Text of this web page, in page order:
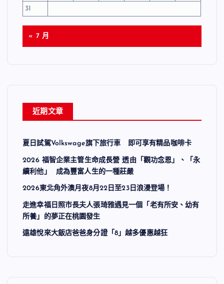
31
« 7 月
近期文章
夏日試駕Volkswage旗下旅行車 即可享有精品咖啡卡
2026 福智企業主管生命成長營 透由「觀功念恩」、「永
續利他」 成為豐富人生的一種莊嚴
2026東北角外澳月夜8月22日至23日浪漫登場！
走進幸福日照市長夫人張琦雅遇見一個「老有所安、幼有
所養」的夢正在桃園發生
遠雄悅來大飯店爸爸身分證「8」越多優惠越狂